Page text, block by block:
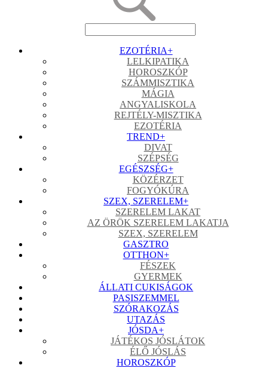
EZOTÉRIA+
LELKIPATIKA
HOROSZKÓP
SZÁMMISZTIKA
MÁGIA
ANGYALISKOLA
REJTÉLY-MISZTIKA
EZOTÉRIA
TREND+
DIVAT
SZÉPSÉG
EGÉSZSÉG+
KÖZÉRZET
FOGYÓKÚRA
SZEX, SZERELEM+
SZERELEM LAKAT
AZ ÖRÖK SZERELEM LAKATJA
SZEX, SZERELEM
GASZTRO
OTTHON+
FÉSZEK
GYERMEK
ÁLLATI CUKISÁGOK
PASISZEMMEL
SZÓRAKOZÁS
UTAZÁS
JÓSDA+
JÁTÉKOS JÓSLÁTOK
ÉLŐ JÓSLÁS
HOROSZKÓP